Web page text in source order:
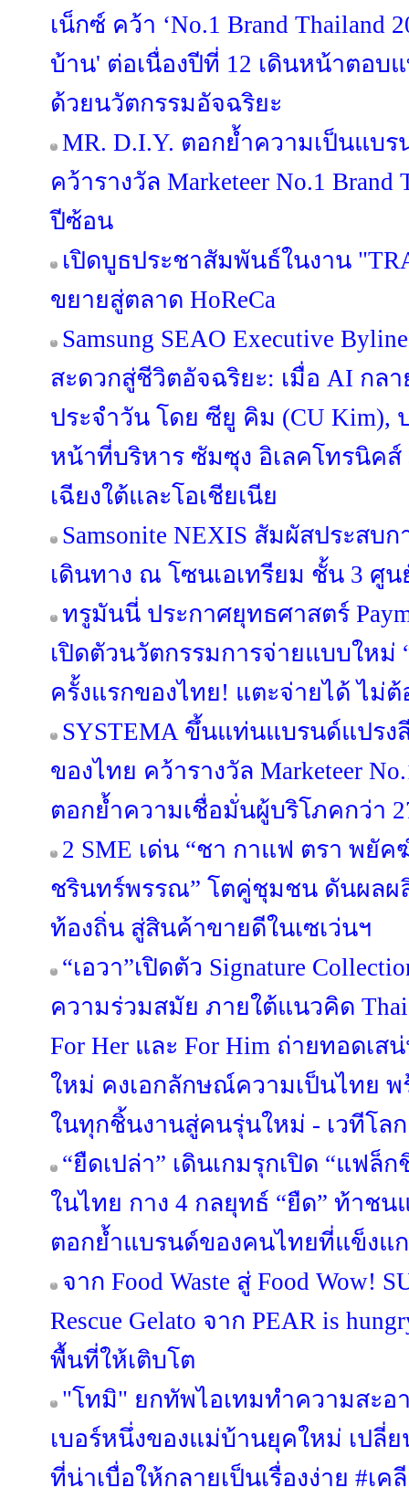
เน็กซ์ คว้า ‘No.1 Brand Thailand
บ้าน' ต่อเนื่องปีที่ 12 เดินหน้าตอบ
ด้วยนวัตกรรมอัจฉริยะ
MR. D.I.Y. ตอกย้ำความเป็นแบ
คว้ารางวัล Marketeer No.1 Brand
ปีซ้อน
เปิดบูธประชาสัมพันธ์ในงาน
ขยายสู่ตลาด HoReCa
Samsung SEAO Executive
สะดวกสู่ชีวิตอัจฉริยะ: เมื่อ AI กล
ประจำวัน โดย ซียู คิม (CU Kim),
หน้าที่บริหาร ซัมซุง อิเลคโทรนิค
เฉียงใต้และโอเชียเนีย
Samsonite NEXIS สัมผัสประส
เดินทาง ณ โซนเอเทรียม ชั้น 3 ศูน
ทรูมันนี่ ประกาศยุทธศาสตร์
เปิดตัวนวัตกรรมการจ่ายแบบใหม่
ครั้งแรกของไทย! แตะจ่ายได้ ไม่ต้
SYSTEMA ขึ้นแท่นแบรนด์แปร
ของไทย คว้ารางวัล Marketeer
ตอกย้ำความเชื่อมั่นผู้บริโภคกว่า
2 SME เด่น “ชา กาแฟ ตรา พยั
ชรินทร์พรรณ” โตคู่ชุมชน ดันผลผ
ท้องถิ่น สู่สินค้าขายดีในเซเว่นฯ
“เอวา”เปิดตัว Signature
ความร่วมสมัย ภายใต้แนวคิด Thai
For Her และ For Him ถ่ายทอดเ
ใหม่ คงเอกลักษณ์ความเป็นไทย
ในทุกชิ้นงานสู่คนรุ่นใหม่ - เวทีโลก
“ยืดเปล่า” เดินเกมรุกเปิด “แฟ
ในไทย กาง 4 กลยุทธ์ “ยืด” ท้าช
ตอกย้ำแบรนด์ของคนไทยที่แข็งแ
จาก Food Waste สู่ Food Wow!
Rescue Gelato จาก PEAR is
พื้นที่ให้เติบโต
"โทมิ" ยกทัพไอเทมทำความสะอ
เบอร์หนึ่งของแม่บ้านยุคใหม่ เปลี่
ที่น่าเบื่อให้กลายเป็นเรื่องง่าย #เ